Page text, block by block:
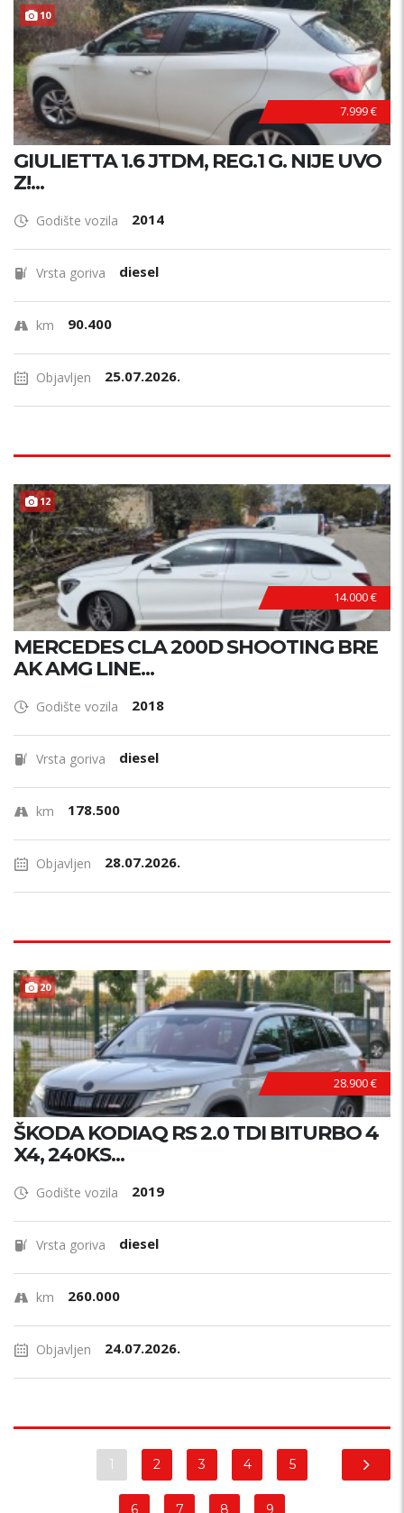
10
7.999 €
GIULIETTA 1.6 JTDM, REG.1 G. NIJE UVO
Z!...
Godište vozila 2014
Vrsta goriva diesel
km 90.400
Objavljen 25.07.2026.
12
14.000 €
MERCEDES CLA 200D SHOOTING BRE
AK AMG LINE...
Godište vozila 2018
Vrsta goriva diesel
km 178.500
Objavljen 28.07.2026.
20
28.900 €
ŠKODA KODIAQ RS 2.0 TDI BITURBO 4
X4, 240KS...
Godište vozila 2019
Vrsta goriva diesel
km 260.000
Objavljen 24.07.2026.
1 2 3 4 5
6 7 8 9